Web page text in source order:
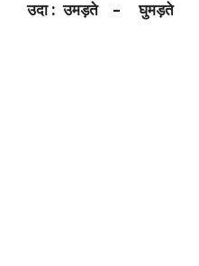
उदा : उमड़ते – घुमड़ते